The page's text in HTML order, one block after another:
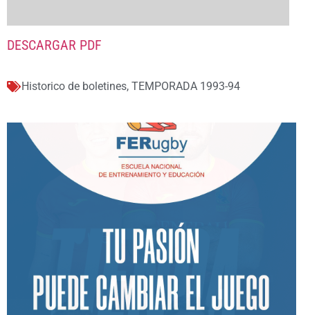
DESCARGAR PDF
Historico de boletines, TEMPORADA 1993-94